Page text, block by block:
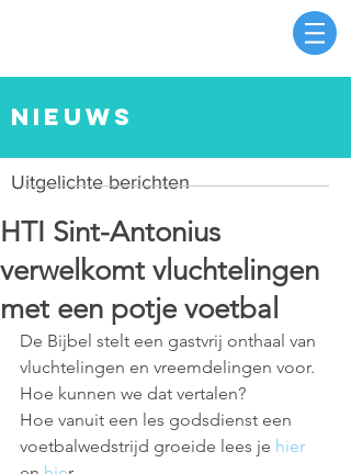
nieuws
Uitgelichte berichten
HTI Sint-Antonius
verwelkomt vluchtelingen
met een potje voetbal
De Bijbel stelt een gastvrij onthaal van
vluchtelingen en vreemdelingen voor.
Hoe kunnen we dat vertalen?
Hoe vanuit een les godsdienst een
voetbalwedstrijd groeide lees je hier